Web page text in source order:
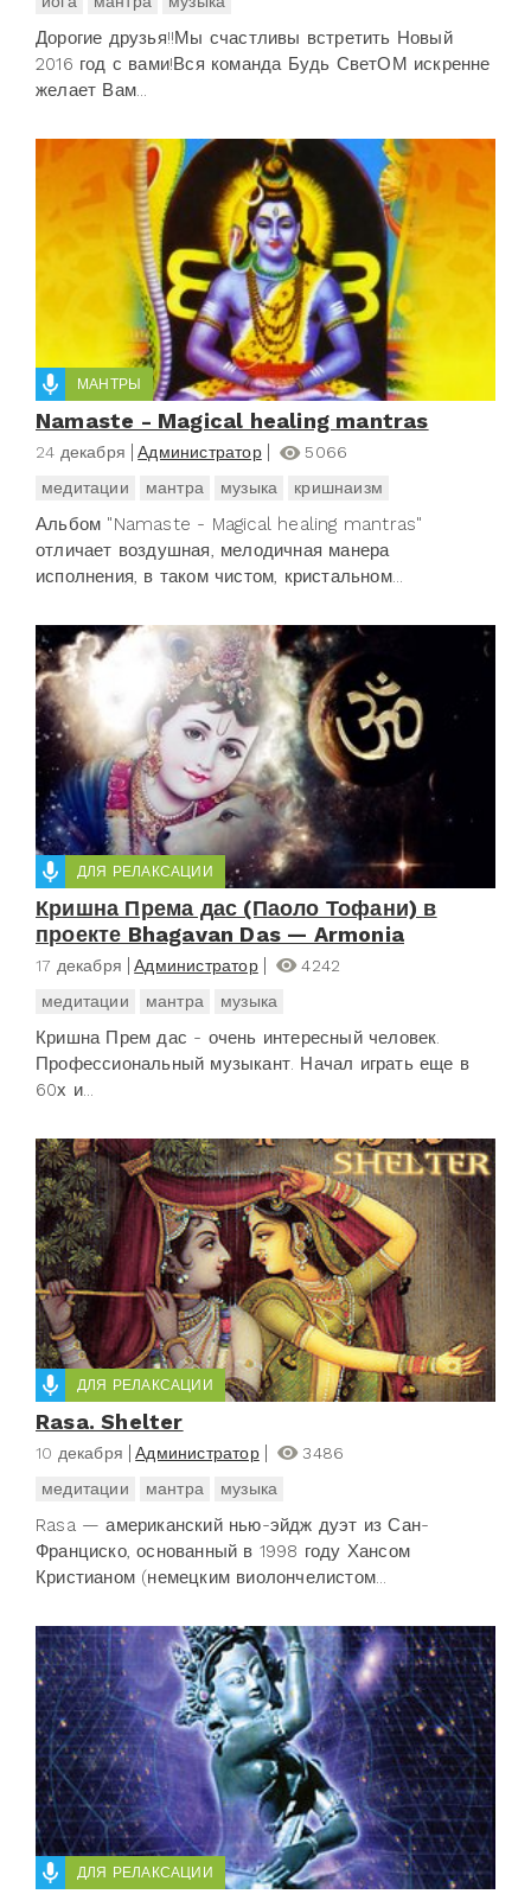
Дорогие друзья!!Мы счастливы встретить Новый
2016 год с вами!Вся команда Будь СветОМ искренне
желает Вам...
МАНТРЫ
Namaste - Magical healing mantras
24 декабря Администратор
5066
медитации
мантра музыка кришнаизм
Альбом "Namaste - Magical healing mantras"
отличает воздушная, мелодичная манера
исполнения, в таком чистом, кристальном...
ДЛЯ РЕЛАКСАЦИИ
Кришна Према дас (Паоло Тофани) в
проекте Bhagavan Das — Armonia
17 декабря Администратор
4242
медитации
мантра музыка
Кришна Прем дас - очень интересный человек.
Профессиональный музыкант. Начал играть еще в
60х и...
ДЛЯ РЕЛАКСАЦИИ
Rasa. Shelter
10 декабря Администратор
3486
медитации
мантра музыка
Rasa — американский нью-эйдж дуэт из Сан-
Франциско, основанный в 1998 году Хансом
Кристианом (немецким виолончелистом...
ДЛЯ РЕЛАКСАЦИИ